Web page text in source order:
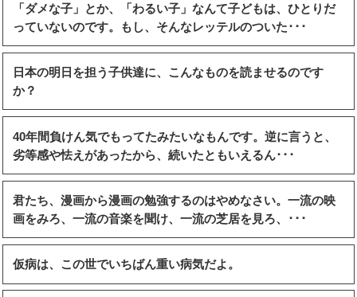
「ダメな子」とか、「わるい子」なんて子どもは、ひとりだ
っていないのです。もし、そんなレッテルのついた･･･
日本の明日を担う子供達に、こんなものを読ませるのです
か？
40年間負けん気でもってたみたいなもんです。逆に言うと、
劣等感や怯えがあったから、続いたともいえるん･･･
君たち、漫画から漫画の勉強するのはやめなさい。一流の映
画をみろ、一流の音楽を聞け、一流の芝居を見ろ、･･･
仮病は、この世でいちばん重い病気だよ。